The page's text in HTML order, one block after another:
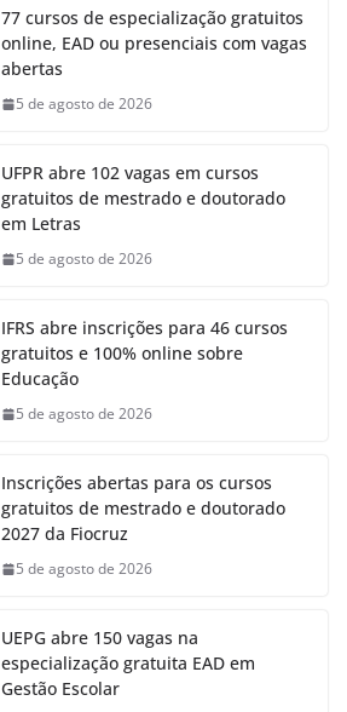
77 cursos de especialização gratuitos
online, EAD ou presenciais com vagas
abertas
5 de agosto de 2026
UFPR abre 102 vagas em cursos
gratuitos de mestrado e doutorado
em Letras
5 de agosto de 2026
IFRS abre inscrições para 46 cursos
gratuitos e 100% online sobre
Educação
5 de agosto de 2026
Inscrições abertas para os cursos
gratuitos de mestrado e doutorado
2027 da Fiocruz
5 de agosto de 2026
UEPG abre 150 vagas na
especialização gratuita EAD em
Gestão Escolar